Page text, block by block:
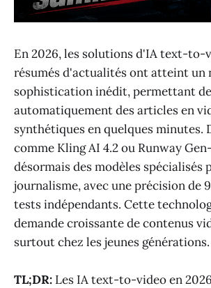
En 2026, les solutions d'IA text-to-
résumés d'actualités ont atteint un
sophistication inédit, permettant
automatiquement des articles en
synthétiques en quelques minutes.
comme Kling AI 4.2 ou Runway
désormais des modèles spécialisés
journalisme, avec une précision de
tests indépendants. Cette
demande croissante de contenus
surtout chez les jeunes générations.
TL;DR: Les IA text-to-video en